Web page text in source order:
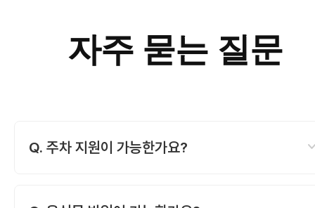
자주 묻는 질문
Q. 주차 지원이 가능한가요?
강사님은 무료 주차1대 지원됩니다. 단, 참석자 분들은